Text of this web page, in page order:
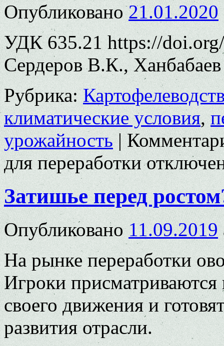
Опубликовано 21.01.2020
УДК 635.21 https://
Сердеров В.К.,
Рубрика:
климатические условия,
урожайность |
для переработки
Затишье перед
Опубликовано 11.09.2019
На рынке переработки
Игроки
своего движения и
развития отрасли.